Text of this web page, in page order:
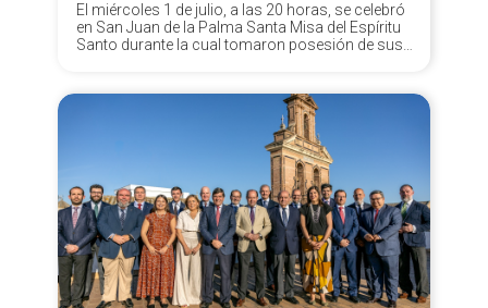
El miércoles 1 de julio, a las 20 horas, se celebró
en San Juan de la Palma Santa Misa del Espíritu
Santo durante la cual tomaron posesión de sus
Tovaruela Garrido, resultante del pasado...